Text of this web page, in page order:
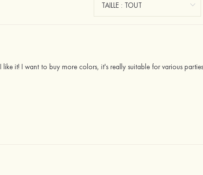
it! I want to buy more colors, it's really suitable for various